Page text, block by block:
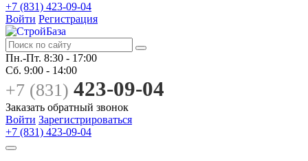
+7 (831) 423-09-04
Войти Регистрация
Пн.-Пт. 8:30 - 17:00
Сб. 9:00 - 14:00
+7 (831) 423-09-04
Заказать обратный звонок
Войти Зарегистрироваться
+7 (831) 423-09-04